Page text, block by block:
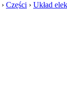
› Części › Układ